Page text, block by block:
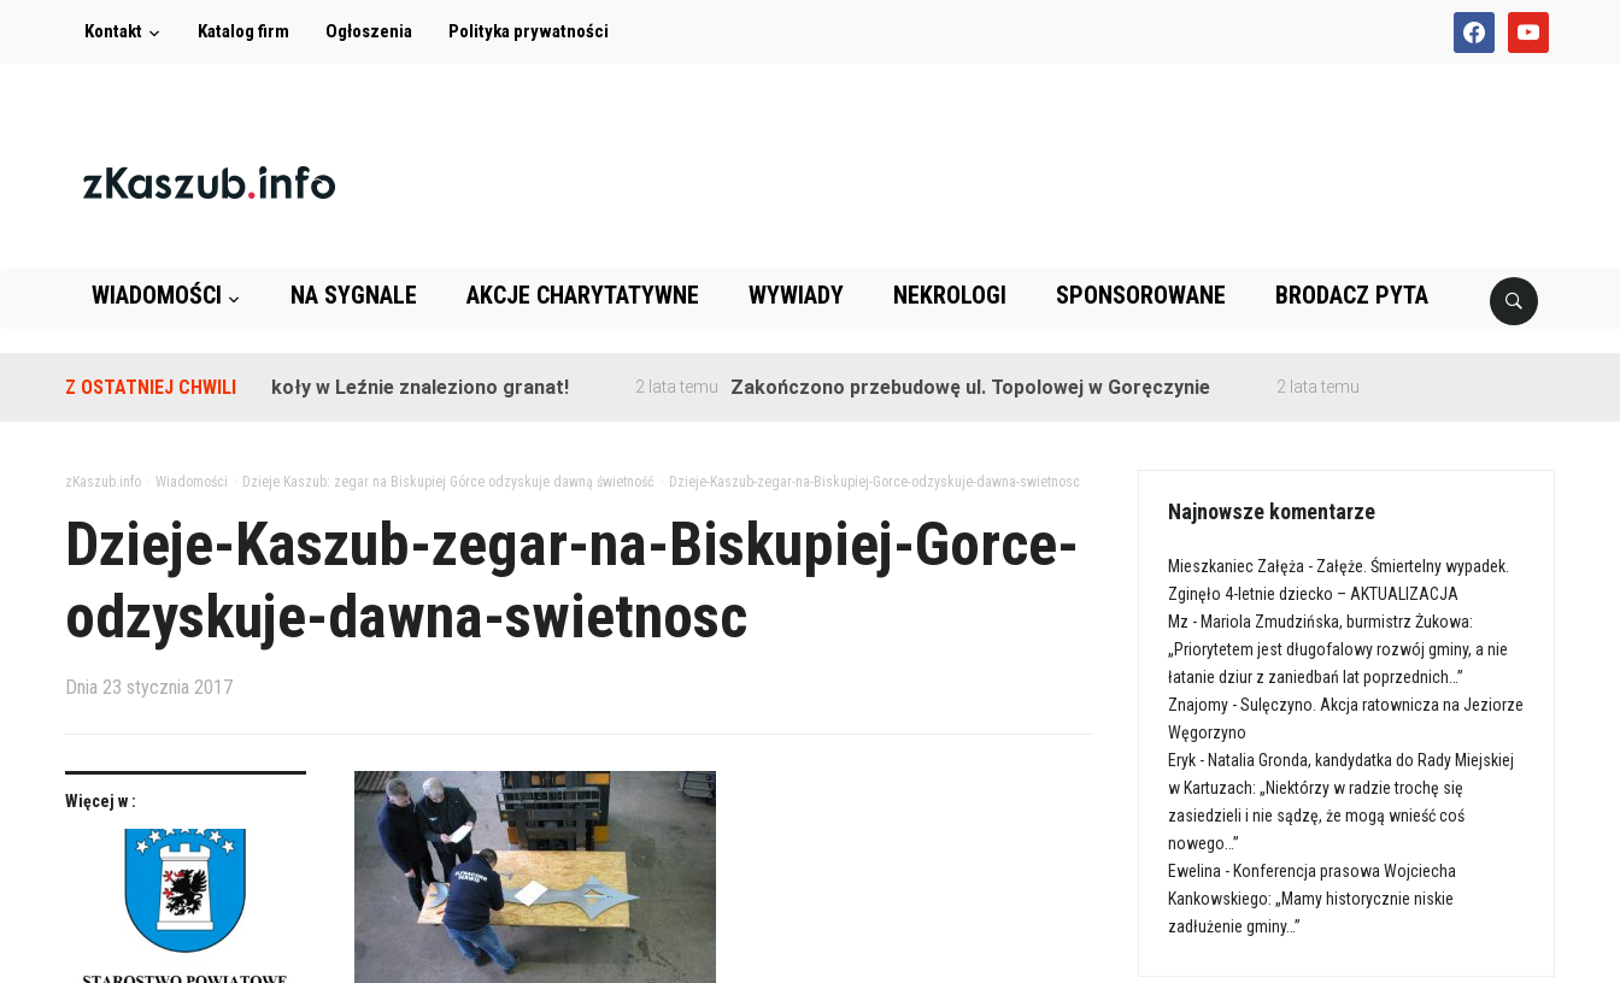
facebookyoutube
Kontakt Katalog firm Ogłoszenia Polityka prywatności
WIADOMOŚCI NA SYGNALE AKCJE CHARYTATYWNE WYWIADY NEKROLOGI SPONSOROWANE BRODACZ PYTA
Z OSTATNIEJ CHWILI
Na terenie szkoły w Leźnie znaleziono granat! 2 lata temu Zakończono przebudowę ul. Topolowej w Goręczynie 2 lata temu
zKaszub.info> Wiadomości Dzieje Kaszub: zegar na Biskupiej Górce odzyskuje dawną świetność Dzieje-Kaszub-zegar-na-Biskupiej-Gorce-odzyskuje-dawna-swietnosc
Dzieje-Kaszub-zegar-na-Biskupiej-Gorce-
odzyskuje-dawna-swietnosc
Dnia 23 stycznia 2017
Więcej w :
Najnowsze komentarze
Mieszkaniec Załęża - Załęże. Śmiertelny wypadek.
Zginęło 4-letnie dziecko – AKTUALIZACJA
Mz - Mariola Zmudzińska, burmistrz Żukowa:
„Priorytetem jest długofalowy rozwój gminy, a nie
łatanie dziur z zaniedbań lat poprzednich…”
Znajomy -Sulęczyno. Akcja ratownicza na Jeziorze
Węgorzyno
Eryk - Natalia Gronda, kandydatka do Rady Miejskiej
w Kartuzach: „Niektórzy w radzie trochę się
zasiedzieli i nie sądzę, że mogą wnieść coś
nowego…”
Ewelina - Konferencja prasowa Wojciecha
Kankowskiego: „Mamy historycznie niskie
zadłużenie gminy…”